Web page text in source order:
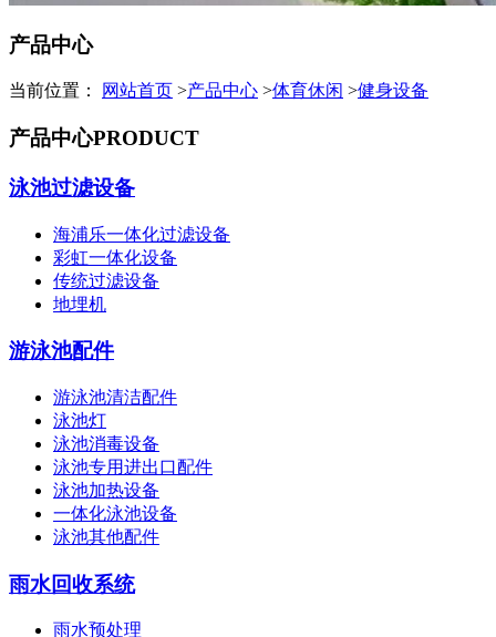
产品中心
当前位置： 网站首页 >产品中心 >体育休闲 >健身设备
产品中心PRODUCT
泳池过滤设备
海浦乐一体化过滤设备
彩虹一体化设备
传统过滤设备
地埋机
游泳池配件
游泳池清洁配件
泳池灯
泳池消毒设备
泳池专用进出口配件
泳池加热设备
一体化泳池设备
泳池其他配件
雨水回收系统
雨水预处理